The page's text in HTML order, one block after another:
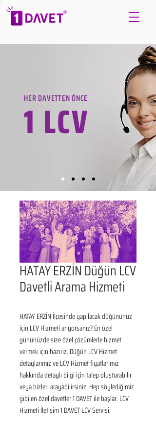
HER DAVETTEN ÖNCE
1 LCV
HATAY ERZİN Düğün LCV
Davetli Arama Hizmeti
HATAY ERZİN İlçesinde yapılacak düğününüz
için LCV Hizmeti arıyorsanız? En özel
gününüzde size özel çözümlerle hizmet
vermek için hazırız. Düğün LCV Hizmet
detaylarımız ve LCV Hizmet fiyatlarımız
hakkında detaylı bilgi için talep oluşturabilir
veya bizleri arayabilirsiniz. Hep söylediğimiz
gibi en özel davetler 1 DAVET ile başlar. LCV
Hizmeti İletişim 1 DAVET LCV Servisi.